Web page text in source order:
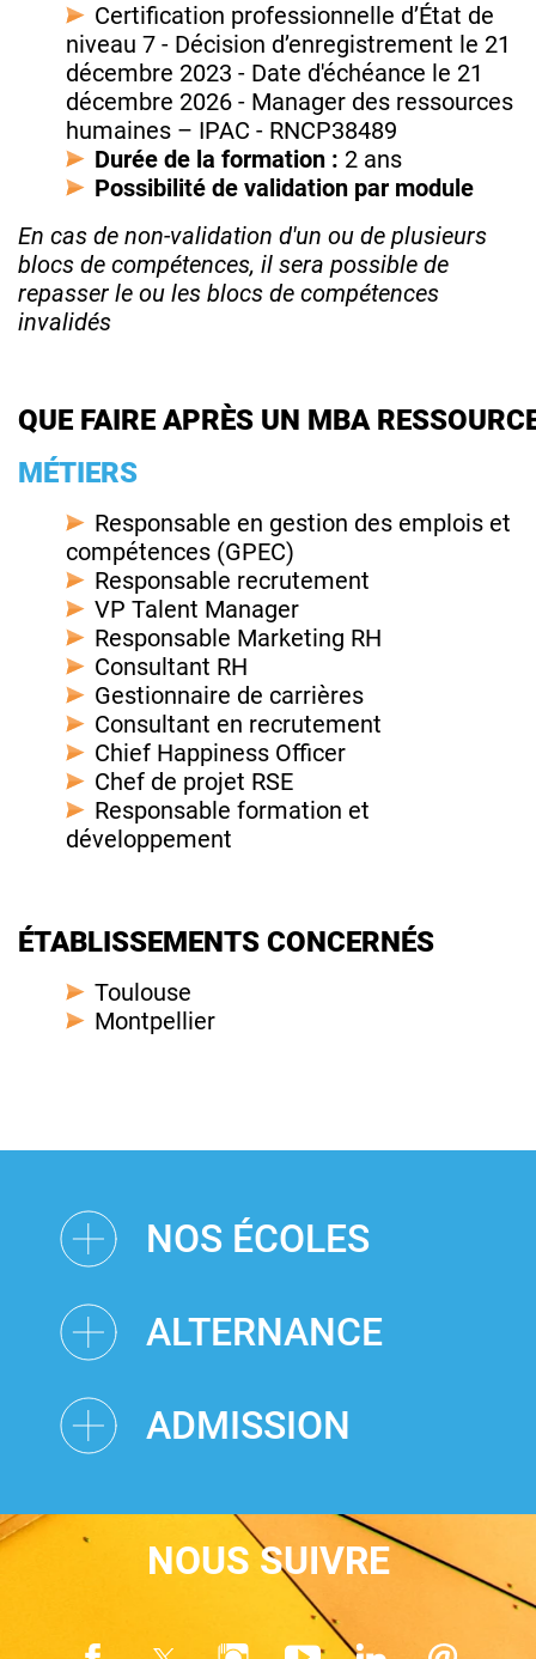
Certification professionnelle d’État de
niveau 7 - Décision d’enregistrement le 21
décembre 2023 - Date d'échéance le 21
décembre 2026 - Manager des ressources
humaines – IPAC - RNCP38489
Durée de la formation : 2 ans
Possibilité de validation par module
En cas de non-validation d'un ou de plusieurs
blocs de compétences, il sera possible de
repasser le ou les blocs de compétences
invalidés
QUE FAIRE APRÈS UN MBA
MÉTIERS
Responsable en gestion des emplois et
compétences (GPEC)
Responsable recrutement
VP Talent Manager
Responsable Marketing RH
Consultant RH
Gestionnaire de carrières
Consultant en recrutement
Chief Happiness Officer
Chef de projet RSE
Responsable formation et
développement
ÉTABLISSEMENTS CONCERNÉS
Toulouse
Montpellier
NOS ÉCOLES
ALTERNANCE
ADMISSION
NOUS SUIVRE